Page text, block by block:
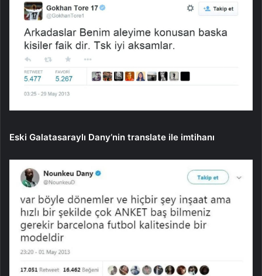
Eski Galatasaraylı Dany’nin translate ile imtihanı